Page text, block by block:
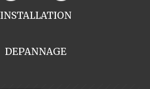
INSTALLATION
DEPANNAGE